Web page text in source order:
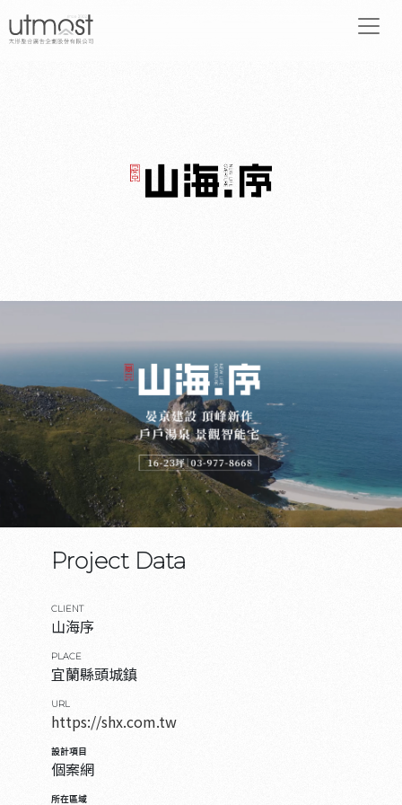
Project Data
CLIENT
山海序
PLACE
宜蘭縣頭城鎮
URL
https://shx.com.tw
設計項目
個案網
所在區域